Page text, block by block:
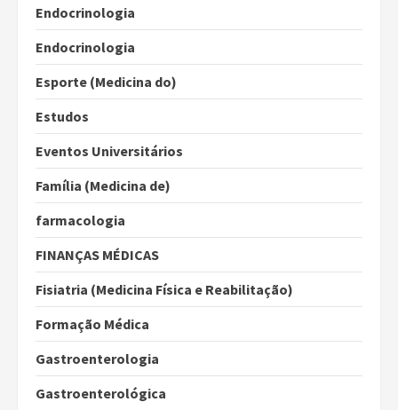
Endocrinologia
Endocrinologia
Esporte (Medicina do)
Estudos
Eventos Universitários
Família (Medicina de)
farmacologia
FINANÇAS MÉDICAS
Fisiatria (Medicina Física e Reabilitação)
Formação Médica
Gastroenterologia
Gastroenterológica